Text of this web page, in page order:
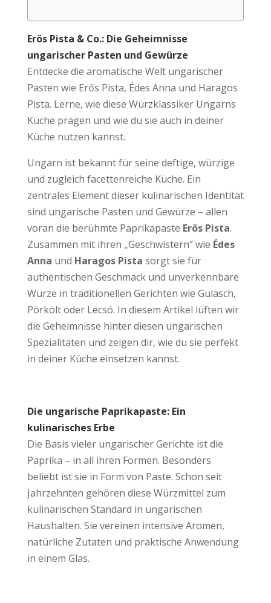
Erös Pista & Co.: Die Geheimnisse
ungarischer Pasten und Gewürze
Entdecke die aromatische Welt ungarischer
Pasten wie Erős Pista, Édes Anna und Haragos
Pista. Lerne, wie diese Würzklassiker Ungarns
Küche prägen und wie du sie auch in deiner
Küche nutzen kannst.
Ungarn ist bekannt für seine deftige, würzige
und zugleich facettenreiche Küche. Ein
zentrales Element dieser kulinarischen Identität
sind ungarische Pasten und Gewürze – allen
voran die berühmte Paprikapaste Erös Pista.
Zusammen mit ihren „Geschwistern“ wie Édes
Anna und Haragos Pista sorgt sie für
authentischen Geschmack und unverkennbare
Würze in traditionellen Gerichten wie Gulasch,
Pörkölt oder Lecsó. In diesem Artikel lüften wir
die Geheimnisse hinter diesen ungarischen
Spezialitäten und zeigen dir, wie du sie perfekt
in deiner Küche einsetzen kannst.
Die ungarische Paprikapaste: Ein
kulinarisches Erbe
Die Basis vieler ungarischer Gerichte ist die
Paprika – in all ihren Formen. Besonders
beliebt ist sie in Form von Paste. Schon seit
Jahrzehnten gehören diese Würzmittel zum
kulinarischen Standard in ungarischen
Haushalten. Sie vereinen intensive Aromen,
natürliche Zutaten und praktische Anwendung
in einem Glas.